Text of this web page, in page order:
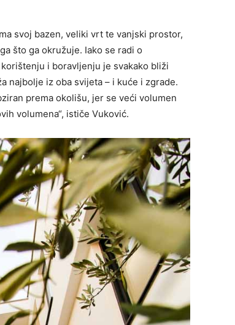
svoj bazen, veliki vrt te vanjski prostor,
što ga okružuje. Iako se radi o
i boravljenju je svakako bliži
najbolje iz oba svijeta – i kuće i zgrade.
prema okolišu, jer se veći volumen
volumena“, ističe Vuković.